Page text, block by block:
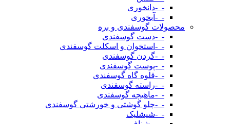
-_-دانخوری
-_-آبخوری
محصولات گوسفندی و بره
-_-دست گوسفندی
-_-استخوان و اسکلت گوسفندی
-_-گردن گوسفندی
-_-پوست گوسفندی
-_-قلوه گاه گوسفندی
-_-راسته گوسفندی
-_-ماهیچه گوسفندی
-_-چلو گوشتی و خورشتی گوسفندی
-_-شیشلیک